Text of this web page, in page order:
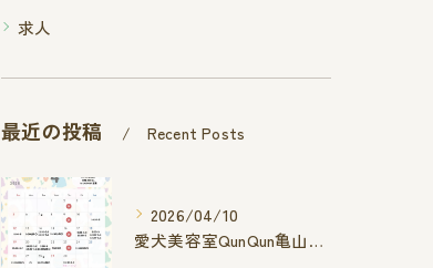
求人
最近の投稿 Recent Posts
2026/04/10
愛犬美容室QunQun亀山エコー店